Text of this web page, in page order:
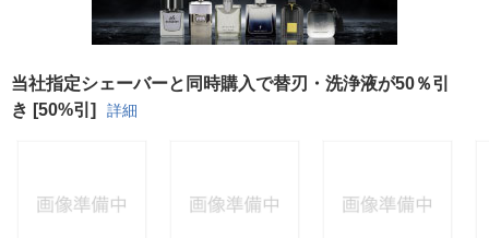
当社指定シェーバーと同時購入で替刃・洗浄液が50％引
き [50%引]
詳細